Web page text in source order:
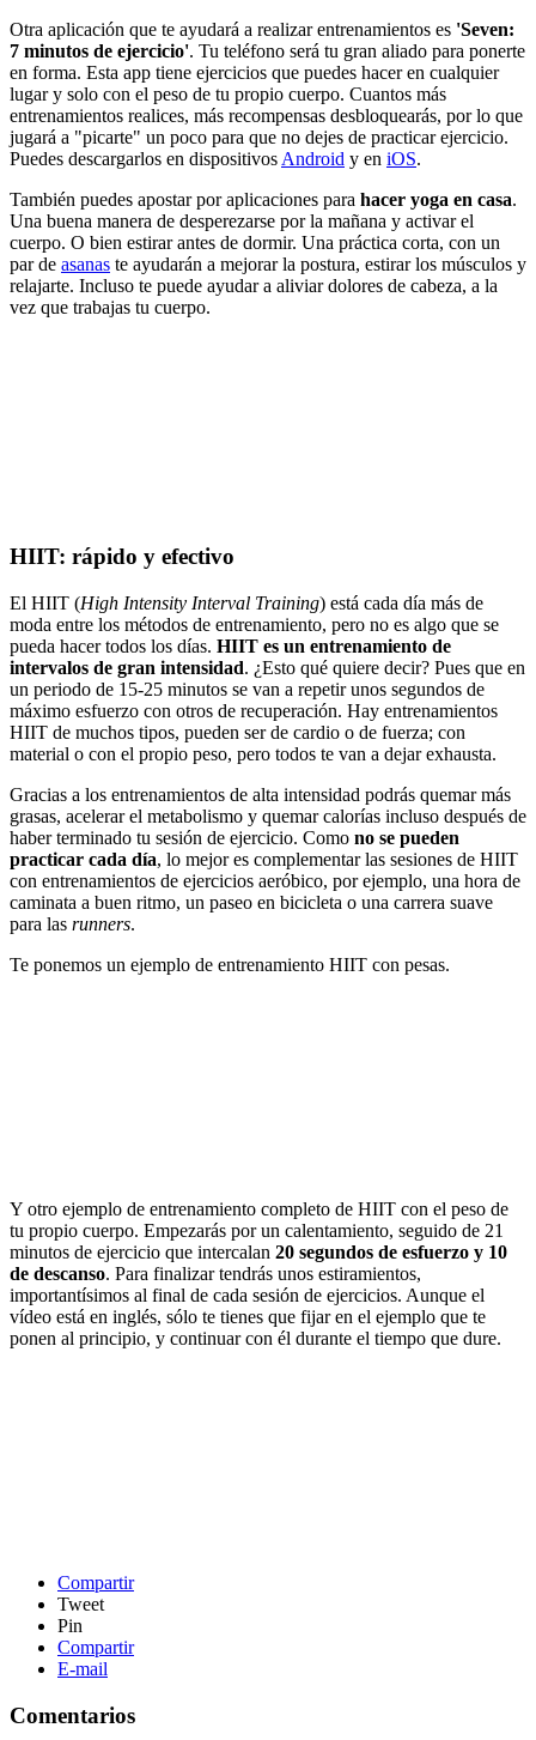
Otra aplicación que te ayudará a realizar entrenamientos es 'Seven:
7 minutos de ejercicio'. Tu teléfono será tu gran aliado para ponerte
en forma. Esta app tiene ejercicios que puedes hacer en cualquier
lugar y solo con el peso de tu propio cuerpo. Cuantos más
entrenamientos realices, más recompensas desbloquearás, por lo que
jugará a "picarte" un poco para que no dejes de practicar ejercicio.
Puedes descargarlos en dispositivos Android y en iOS.
También puedes apostar por aplicaciones para hacer yoga en casa.
Una buena manera de desperezarse por la mañana y activar el
cuerpo. O bien estirar antes de dormir. Una práctica corta, con un
par de asanas te ayudarán a mejorar la postura, estirar los músculos y
relajarte. Incluso te puede ayudar a aliviar dolores de cabeza, a la
vez que trabajas tu cuerpo.
HIIT: rápido y efectivo
El HIIT (High Intensity Interval Training) está cada día más de
moda entre los métodos de entrenamiento, pero no es algo que se
pueda hacer todos los días. HIIT es un entrenamiento de
intervalos de gran intensidad. ¿Esto qué quiere decir? Pues que en
un periodo de 15-25 minutos se van a repetir unos segundos de
máximo esfuerzo con otros de recuperación. Hay entrenamientos
HIIT de muchos tipos, pueden ser de cardio o de fuerza; con
material o con el propio peso, pero todos te van a dejar exhausta.
Gracias a los entrenamientos de alta intensidad podrás quemar más
grasas, acelerar el metabolismo y quemar calorías incluso después de
haber terminado tu sesión de ejercicio. Como no se pueden
practicar cada día, lo mejor es complementar las sesiones de HIIT
con entrenamientos de ejercicios aeróbico, por ejemplo, una hora de
caminata a buen ritmo, un paseo en bicicleta o una carrera suave
para las runners.
Te ponemos un ejemplo de entrenamiento HIIT con pesas.
Y otro ejemplo de entrenamiento completo de HIIT con el peso de
tu propio cuerpo. Empezarás por un calentamiento, seguido de 21
minutos de ejercicio que intercalan 20 segundos de esfuerzo y 10
de descanso. Para finalizar tendrás unos estiramientos,
importantísimos al final de cada sesión de ejercicios. Aunque el
vídeo está en inglés, sólo te tienes que fijar en el ejemplo que te
ponen al principio, y continuar con él durante el tiempo que dure.
Compartir
Tweet
Pin
Compartir
E-mail
Comentarios